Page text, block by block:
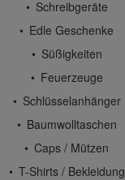
Schreibgeräte
Edle Geschenke
Süßigkeiten
Feuerzeuge
Schlüsselanhänger
Baumwolltaschen
Caps / Mützen
T-Shirts / Bekleidung